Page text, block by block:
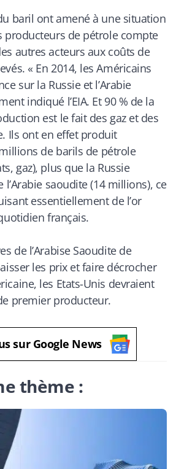
baril ont amené à une situation
producteurs de pétrole compte
autres acteurs aux coûts de
« En 2014, les Américains
sur la Russie et l’Arabie
indiqué l’EIA. Et 90 % de la
est le fait des gaz et des
Ils ont en effet produit
de barils de pétrole
gaz), plus que la Russie
saoudite (14 millions), ce
essentiellement de l’or
français.
de l’Arabise Saoudite de
les prix et faire décrocher
les Etats-Unis devraient
premier producteur.
sur Google News
thème :